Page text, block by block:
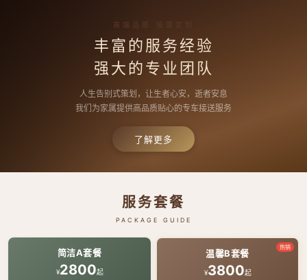
高端品质 按需定制
丰富的服务经验
强大的专业团队
人生告别式策划，让生者心安，逝者安息
我们为家属提供高品质贴心的专车接送服务
了解更多
服务套餐
PACKAGE GUIDE
简洁A套餐
¥2800起
热销
温馨B套餐
¥3800起